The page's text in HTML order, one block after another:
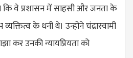
कि वे प्रशासन में साहसी और जनता के
के धनी थे। उन्होंने चंद्रास्वामी
कर उनकी न्यायप्रियता को